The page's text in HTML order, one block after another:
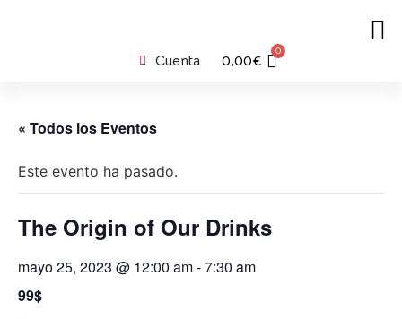
Cuenta 0,00€
0
« Todos los Eventos
Este evento ha pasado.
The Origin of Our Drinks
mayo 25, 2023 @ 12:00 am-7:30 am
99$